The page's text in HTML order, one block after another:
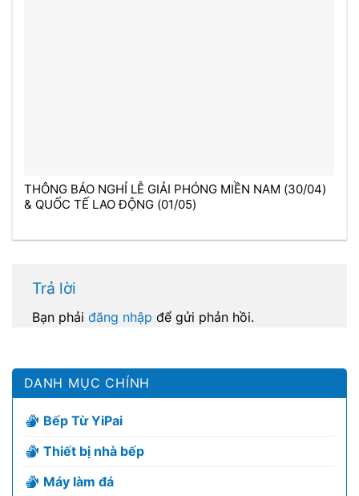
THÔNG BÁO NGHỈ LỄ GIẢI PHÓNG MIỀN NAM (30/04)
& QUỐC TẾ LAO ĐỘNG (01/05)
Trả lời
Bạn phải đăng nhập để gửi phản hồi.
DANH MỤC CHÍNH
Bếp Từ YiPai
Thiết bị nhà bếp
Máy làm đá